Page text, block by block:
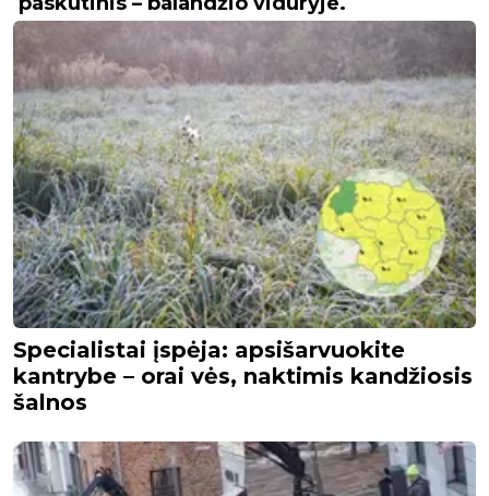
Specialistai įspėja: apsišarvuokite
kantrybe – orai vės, naktimis kandžiosis
šalnos